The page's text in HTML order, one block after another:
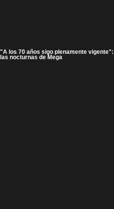
"A los 70 años sigo plenamente
las nocturnas de Mega